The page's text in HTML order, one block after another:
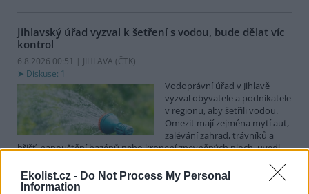
Ekolist.cz - Do Not Process My Personal
Information
Jihlavský úřad vyzval k šetření s vodou, bude dělat víc
kontrol
6.8.2026 00:51 | JIHLAVA (ČTK)
Diskuse: 1
Vodoprávní úřad v Jihlavě
vyzval obyvatele a podnikatele
v regionu, aby šetřili vodou.
Omezit mají zejména mytí aut,
zalévání zahrad, trávníků a
hřišť, napouštění bazénů nebo kropení zpevněných ploch, uvedl
kontrolovat povolené odběry. Výzva k šetření vodou platí pro
všechny obce spadající pod Jihlavu jako obec s rozšířenou